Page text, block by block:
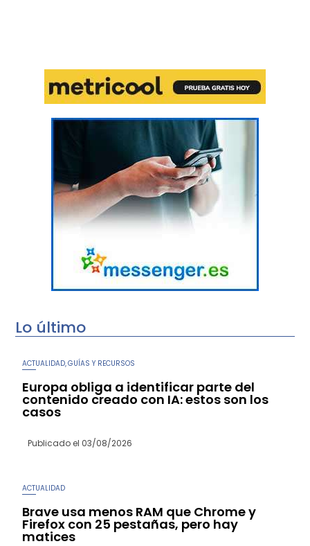
Lo último
ACTUALIDAD ,GUÍAS Y RECURSOS
Europa obliga a identificar parte del
contenido creado con IA: estos son los
casos
Publicado el 03/08/2026
ACTUALIDAD
Brave usa menos RAM que Chrome y
Firefox con 25 pestañas, pero hay
matices